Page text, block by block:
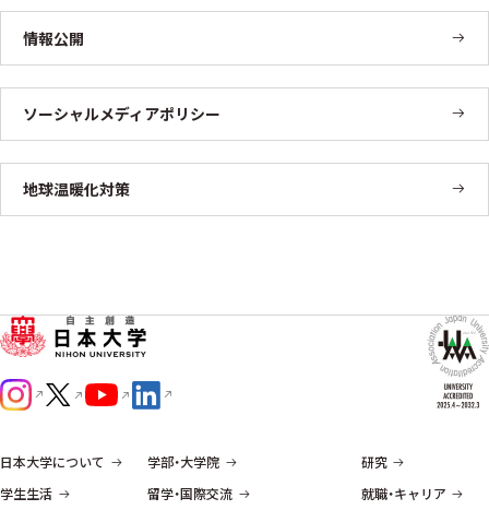
情報公開
ソーシャルメディアポリシー
地球温暖化対策
日本大学について 学部・大学院
研究
学生生活
留学・国際交流 就職・キャリア